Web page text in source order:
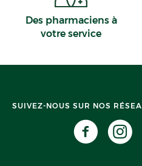
Des pharmaciens à
votre service
SUIVEZ-NOUS SUR NOS